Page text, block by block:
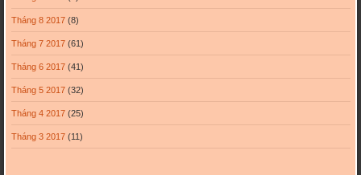
Tháng 8 2017(8)
Tháng 7 2017(61)
Tháng 6 2017(41)
Tháng 5 2017(32)
Tháng 4 2017(25)
Tháng 3 2017(11)